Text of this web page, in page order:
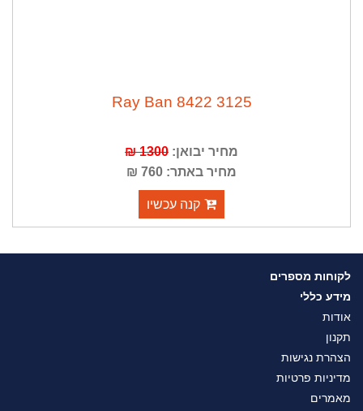
Ray Ban 8422 3125
מחיר יבואן:1300 ₪
מחיר באתר: 760 ₪
קנה עכשיו
לקוחות מספרים
מידע כללי
אודות
תקנון
הצהרת נגישות
מדיניות פרטיות
מאמרים